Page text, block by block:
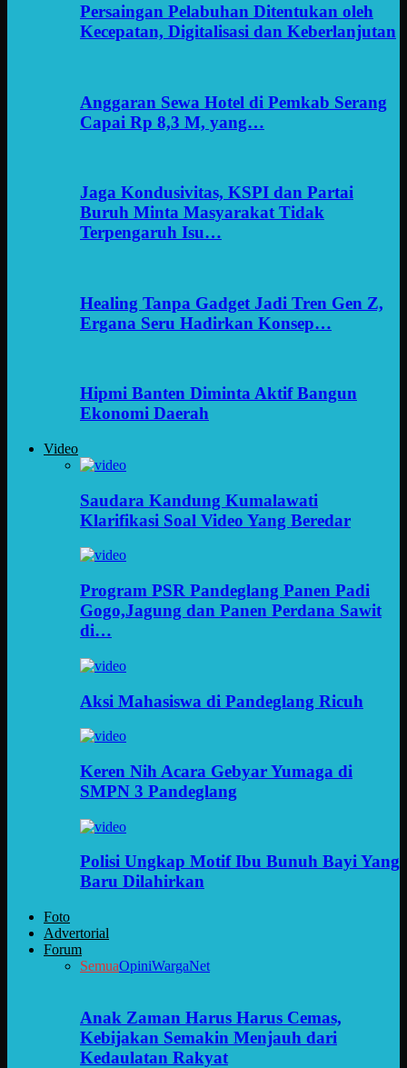
Persaingan Pelabuhan Ditentukan oleh
Kecepatan, Digitalisasi dan Keberlanjutan
Anggaran Sewa Hotel di Pemkab Serang
Capai Rp 8,3 M, yang…
Jaga Kondusivitas, KSPI dan Partai
Buruh Minta Masyarakat Tidak
Terpengaruh Isu…
Healing Tanpa Gadget Jadi Tren Gen Z,
Ergana Seru Hadirkan Konsep…
Hipmi Banten Diminta Aktif Bangun
Ekonomi Daerah
Video
Saudara Kandung Kumalawati
Klarifikasi Soal Video Yang Beredar
Program PSR Pandeglang Panen Padi
Gogo,Jagung dan Panen Perdana Sawit
di…
Aksi Mahasiswa di Pandeglang Ricuh
Keren Nih Acara Gebyar Yumaga di
SMPN 3 Pandeglang
Polisi Ungkap Motif Ibu Bunuh Bayi Yang
Baru Dilahirkan
Foto
Advertorial
Forum
SemuaOpiniWargaNet
Anak Zaman Harus Harus Cemas,
Kebijakan Semakin Menjauh dari
Kedaulatan Rakyat